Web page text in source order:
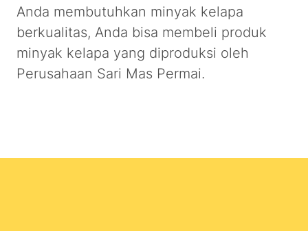
Anda membutuhkan minyak kelapa
berkualitas, Anda bisa membeli produk
minyak kelapa yang diproduksi oleh
Perusahaan Sari Mas Permai.